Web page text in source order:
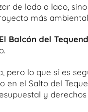
de lado a lado,
más
Balcón del
pero lo que sí es
el Salto del
y derechos